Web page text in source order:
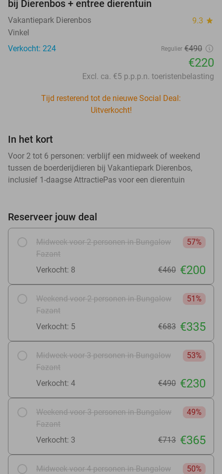
bij Dierenbos + entree dierentuin
Vakantiepark Dierenbos 9.3 star
Vinkel
Verkocht: 224
Regulier €490
€220
Excl. ca. €5 p.p.p.n. toeristenbelasting
Tijd resterend tot de nieuwe Social Deal:
Uitverkocht!
In het kort
Voor 2 tot 6 personen: verblijf een midweek of weekend
tussen de boerderijdieren bij Vakantiepark Dierenbos,
inclusief 1-daagse AttractiePas voor een dierentuin
Reserveer jouw deal
Midweek voor 2 personen in Bungalow
Fazant
57%
Verkocht: 8 €460 €200
Weekend voor 2 personen in Bungalow
Fazant
51%
Verkocht: 5 €683 €335
Midweek voor 3 personen in Bungalow
Fazant
53%
Verkocht: 4 €490 €230
Weekend voor 3 personen in Bungalow
Fazant
49%
Verkocht: 3 €713 €365
Midweek voor 4 personen in Bungalow
50%